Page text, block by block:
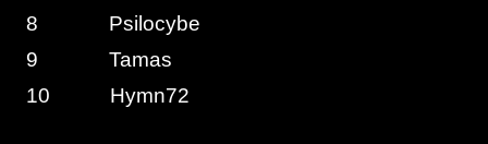
8 Psilocybe
9 Tamas
10 Hymn72